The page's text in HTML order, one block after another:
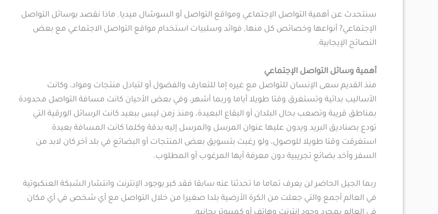
سنتحدث عن أهمية التواصل الإجتماعي ومواقع التواصل أو السوشال ميديا. ماذا نقصد بوسائل التواصل
الإجتماعي? أنواعها وخصائص كل منها, فوائد وسلبيات استخدام مواقع التواصل الاجتماعي مع بعض
النصائح الإيجابية.
أهمية وسائل التواصل الإجتماعي
منذ القديم سعى الإنسان للتواصل مع غيره إما للتعارف والفضول أو لتبادل منتجات ومواد، وكانت
الأساليب بدائية وتستغرق وقتا طويلا أياما وربما أشهر، وفي بعض الأحيان كانت مسافة التواصل محدودة
بمناطق قريبة وتصعب بحال البلدان أو البقاع البعيدة، ومنذ زمن ليس ببعيد كانت الرسائل الورقية التي
تودع بصناديق البريد ويدون عليها عنوان المرسل والمرسل إليه بدقة وكلما كانت المسافة بعيدة
استغرقت وقتا طويلا للوصول، ولو رغبت بتسويق بعض المنتجات أو البضائع في بلد آخر كان لابد من
السفر وأخد بضائع تجريبية دون معرفة أيها المرغوب أو المطلوب.
ربما الجيل الحاضر لن يعرف تماما ما تحدثنا عنه سابقا فقد كبر بوجود الإنترنت وانتشار الشبكة العنكبوتية
في العالم أجمع والتي جعلت من الكرة الأرضية بلدا صغيرا من خلال التواصل مع أي شخص في أي مكان